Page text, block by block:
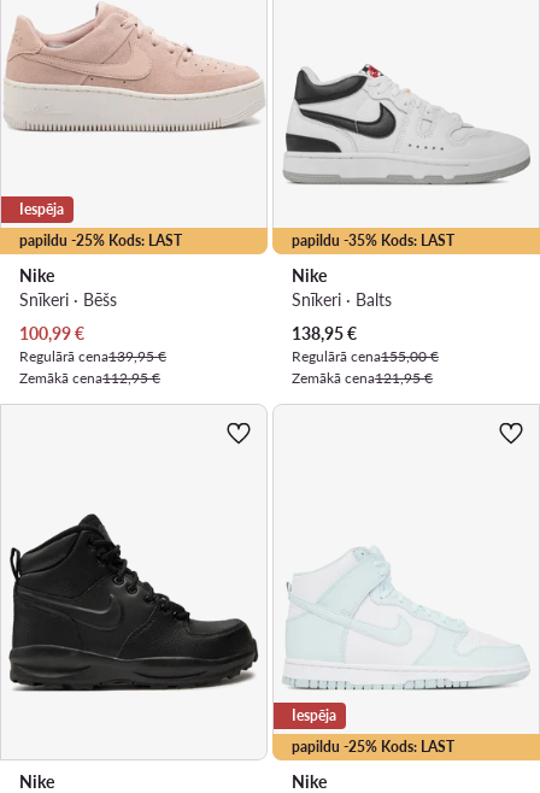
papildu -25% Kods: LAST
Iespēja
Nike
Snīkeri · Bēšs
Pašreizējā cena
100,99€
Regulārā cena139,95 €
Zemākā cena112,95 €
papildu -35% Kods: LAST
Nike
Snīkeri · Balts
Pašreizējā cena
138,95€
Regulārā cena155,00 €
Zemākā cena121,95 €
Nike
papildu -25% Kods: LAST
Iespēja
Nike